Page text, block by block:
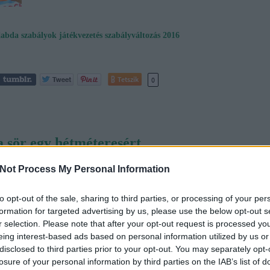
Process My Personal Information
opt-out of the sale, sharing to third parties, or processing of your
for targeted advertising by us, please use the below opt-out
selection. Please note that after your opt-out request is processed
interest-based ads based on personal information utilized by us
to third parties prior to your opt-out. You may separately
of your personal information by third parties on the IAB’s list of
szabályok játékvezetés szabályváltozás 2016
Tetszik 0
sör egy hétméteresért
A hazai csapat jobbszélsője nem volt különösebben gólerős játékos. De ő volt a
egyetlen balkezes, szóval vita nélkül övé volt a poszt a létező legalacsonyabb
kisvárosi kézilabdacsapatban. Az egyik bajnoki meccs előtt fennhangon közölte,
ezen a meccsen…